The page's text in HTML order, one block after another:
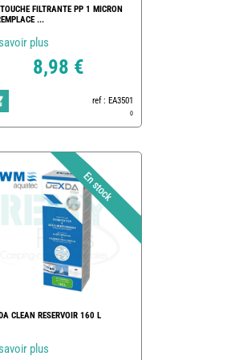
FILTRANTE PP 1 MICRON
...
plus
8,98 €
ref : EA3501
0
CLEAN RESERVOIR 160 L
plus